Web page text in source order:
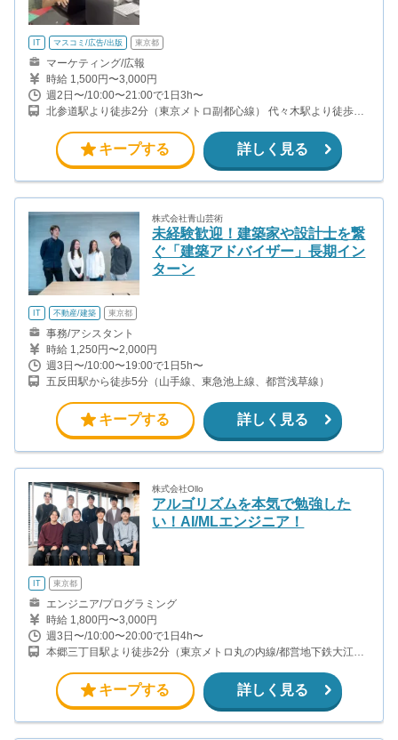
IT マスコミ/広告/出版 東京都
マーケティング/広報
時給 1,500円〜3,000円
週2日〜/10:00〜21:00で1日3h〜
北参道駅より徒歩2分（東京メトロ副都心線） 代々木駅より徒歩8
キープする 詳しく見る
株式会社青山芸術
未経験歓迎！建築家や設計士を繋
ぐ「建築アドバイザー」長期イン
ターン
IT 不動産/建築 東京都
事務/アシスタント
時給 1,250円〜2,000円
週3日〜/10:00〜19:00で1日5h〜
五反田駅から徒歩5分（山手線、東急池上線、都営浅草線）
キープする 詳しく見る
株式会社Ollo
アルゴリズムを本気で勉強した
い！AI/MLエンジニア！
IT 東京都
エンジニア/プログラミング
時給 1,800円〜3,000円
週3日〜/10:00〜20:00で1日4h〜
本郷三丁目駅より徒歩2分（東京メトロ丸の内線/都営地下鉄大江戸
キープする 詳しく見る